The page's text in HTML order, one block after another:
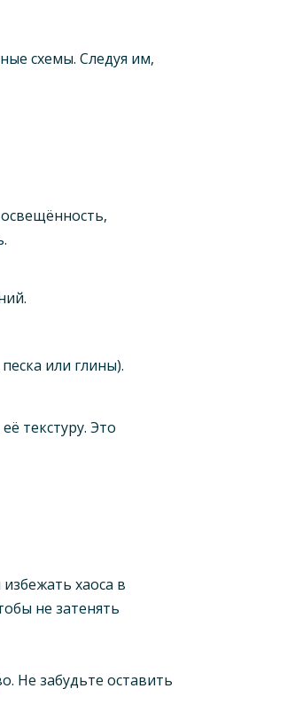
схемы. Следуя им,
или глины).
текстуру. Это
хаоса в
не затенять
Не забудьте оставить